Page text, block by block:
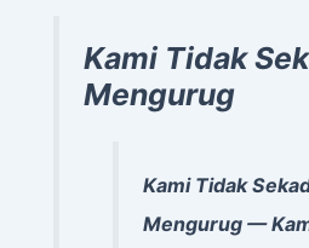
Kami Tidak
Mengurug
Kami Tidak
Mengurug —